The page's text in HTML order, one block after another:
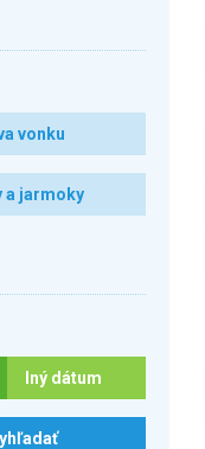
vonku
a jarmoky
Iný dátum